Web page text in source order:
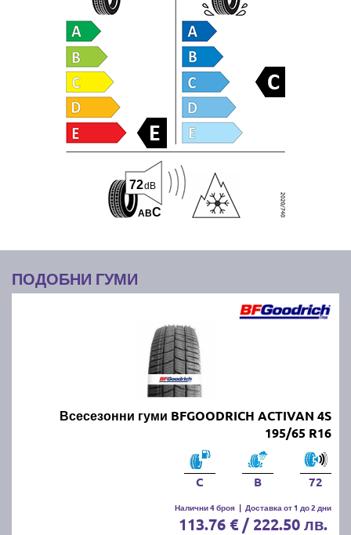
ABC
72dB
ПОДОБНИ ГУМИ
Всесезонни гуми BFGOODRICH ACTIVAN 4S
195/65 R16
C B 72
Налични 4 броя | Доставка от 1 до 2 дни
113.76 € / 222.50 лв.